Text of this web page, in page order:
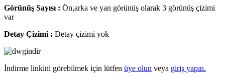
Görünüş Sayısı : Ön,arka ve yan görünüş olarak 3 görünüş çizimi
var
Detay Çizimi : Detay çizimi yok
İndirme linkini görebilmek için lütfen üye olun veya giriş yapın.